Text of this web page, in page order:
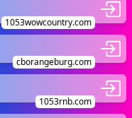
1053wowcountry.com
cborangeburg.com
1053rnb.com